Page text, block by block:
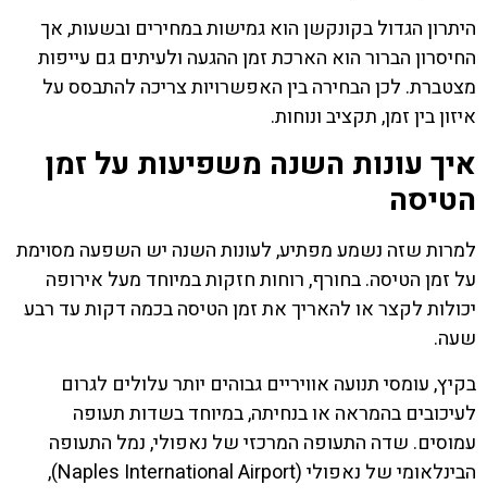
היתרון הגדול בקונקשן הוא גמישות במחירים ובשעות, אך
החיסרון הברור הוא הארכת זמן ההגעה ולעיתים גם עייפות
מצטברת. לכן הבחירה בין האפשרויות צריכה להתבסס על
איזון בין זמן, תקציב ונוחות.
איך עונות השנה משפיעות על זמן
הטיסה
למרות שזה נשמע מפתיע, לעונות השנה יש השפעה מסוימת
על זמן הטיסה. בחורף, רוחות חזקות במיוחד מעל אירופה
יכולות לקצר או להאריך את זמן הטיסה בכמה דקות עד רבע
שעה.
בקיץ, עומסי תנועה אוויריים גבוהים יותר עלולים לגרום
לעיכובים בהמראה או בנחיתה, במיוחד בשדות תעופה
עמוסים. שדה התעופה המרכזי של נאפולי, נמל התעופה
הבינלאומי של נאפולי (Naples International Airport),